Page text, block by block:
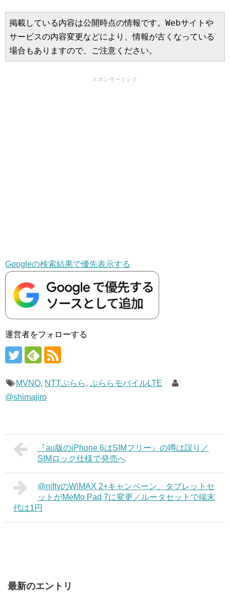
掲載している内容は公開時点の情報です。Webサイトや
サービスの内容変更などにより、情報が古くなっている
場合もありますので、ご注意ください。
スポンサーリンク
Googleの検索結果で優先表示する
運営者をフォローする
MVNO, NTTぷらら, ぷららモバイルLTE
@shimajiro
『au版のiPhone 6はSIMフリー』の噂は誤り／
SIMロック仕様で発売へ
@niftyのWiMAX 2+キャンペーン、タブレットセ
ットがMeMo Pad 7に変更／ルータセットで端末
代は1円
最新のエントリ